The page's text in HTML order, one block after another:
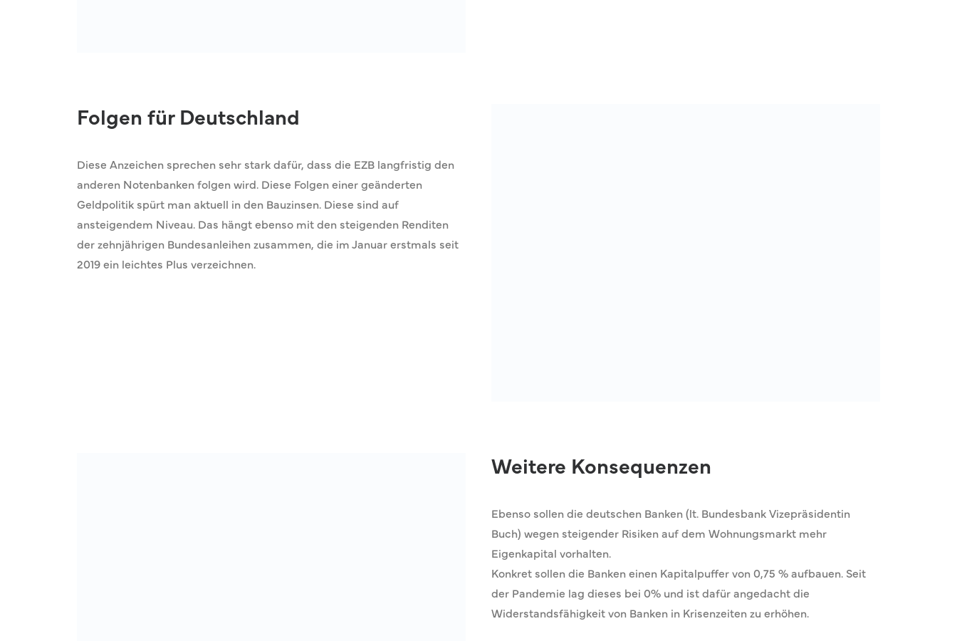
Folgen für Deutschland
Diese Anzeichen sprechen sehr stark dafür, dass die EZB langfristig den
anderen Notenbanken folgen wird. Diese Folgen einer geänderten
Geldpolitik spürt man aktuell in den Bauzinsen. Diese sind auf
ansteigendem Niveau. Das hängt ebenso mit den steigenden Renditen
der zehnjährigen Bundesanleihen zusammen, die im Januar erstmals seit
2019 ein leichtes Plus verzeichnen.
Weitere Konsequenzen
Ebenso sollen die deutschen Banken (lt. Bundesbank Vizepräsidentin
Buch) wegen steigender Risiken auf dem Wohnungsmarkt mehr
Eigenkapital vorhalten.
Konkret sollen die Banken einen Kapitalpuffer von 0,75 % aufbauen. Seit
der Pandemie lag dieses bei 0% und ist dafür angedacht die
Widerstandsfähigkeit von Banken in Krisenzeiten zu erhöhen.